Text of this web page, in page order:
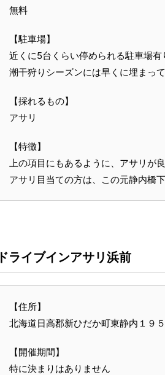
無料
【駐車場】
近くに5台くらい停められる駐車場有
潮干狩りシーズンには早くに埋まっ
【採れるもの】
アサリ
【特徴】
上の項目にもあるように、アサリが
アサリ目当ての方は、この元静内橋
ドライブインアサリ浜前
【住所】
北海道日高郡新ひだか町東静内１９
【開催期間】
特に決まりはありません